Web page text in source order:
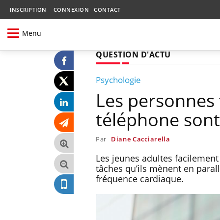
INSCRIPTION CONNEXION CONTACT
Menu
QUESTION D'ACTU
Psychologie
Les
téléphone
Par Diane Cacciarella
Les jeunes adultes
tâches qu’ils mènent en
fréquence cardiaque.